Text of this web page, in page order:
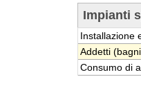
Impianti
Installazione
Addetti
Consumo di